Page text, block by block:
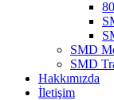
SMD
SMD
Hakkımızda
İletişim